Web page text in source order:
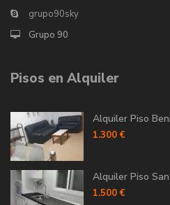
grupo90sky
Grupo 90
Pisos en Alquiler
Alquiler Piso
1.300 €
Alquiler Piso
1.500 €